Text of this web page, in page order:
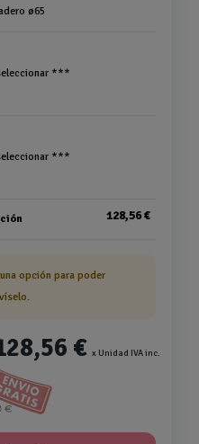
ø65
***
***
128,56 €
opción para poder
€ x Unidad IVA inc.